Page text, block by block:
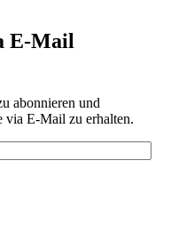
E-Mail
abonnieren und
via E-Mail zu erhalten.